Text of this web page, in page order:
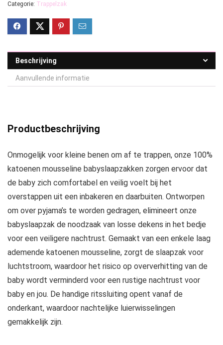
Categorie: Trappelzak
Beschrijving
Aanvullende informatie
Productbeschrijving
Onmogelijk voor kleine benen om af te trappen, onze 100%
katoenen mousseline babyslaapzakken zorgen ervoor dat
de baby zich comfortabel en veilig voelt bij het
overstappen uit een inbakeren en daarbuiten. Ontworpen
om over pyjama’s te worden gedragen, elimineert onze
babyslaapzak de noodzaak van losse dekens in het bedje
voor een veiligere nachtrust. Gemaakt van een enkele laag
ademende katoenen mousseline, zorgt de slaapzak voor
luchtstroom, waardoor het risico op oververhitting van de
baby wordt verminderd voor een rustige nachtrust voor
baby en jou. De handige ritssluiting opent vanaf de
onderkant, waardoor nachtelijke luierwisselingen
gemakkelijk zijn.